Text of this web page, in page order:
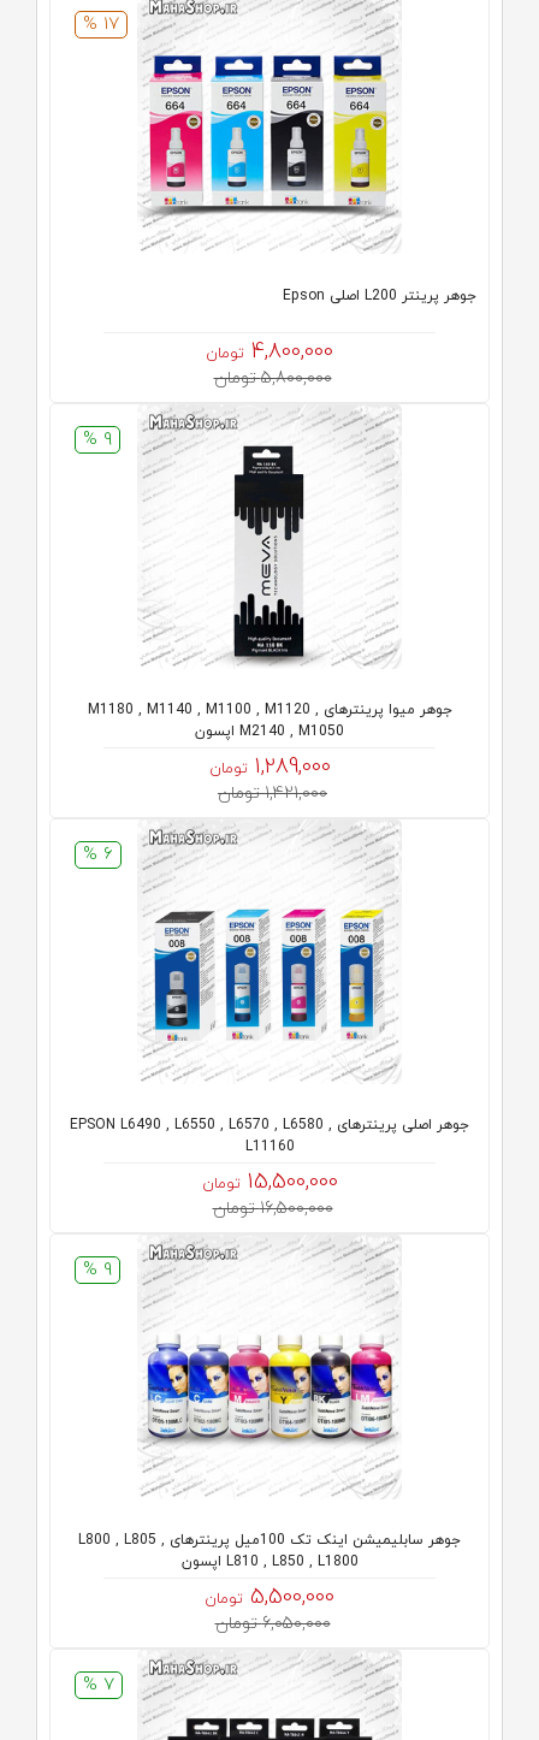
17 %
جوهر پرینتر L200 اصلی Epson
4,800,000 تومان
5,800,000 تومان
9 %
جوهر میوا پرینترهای M1180 , M1140 , M1100 , M1120 ,
M2140 , M1050 اپسون
1,289,000 تومان
1,421,000 تومان
6 %
جوهر اصلی پرینترهای EPSON L6490 , L6550 , L6570 , L6580 ,
L11160
15,500,000 تومان
16,500,000 تومان
9 %
جوهر سابلیمیشن اینک تک 100میل پرینترهای L800 , L805 ,
L810 , L850 , L1800 اپسون
5,500,000 تومان
6,050,000 تومان
7 %